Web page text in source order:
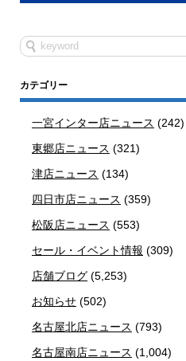
カテゴリー
一宮インター店ニュース (242)
東郷店ニュース (321)
津店ニュース (134)
四日市店ニュース (359)
松阪店ニュース (553)
セール・イベント情報 (309)
店舗ブログ (5,253)
お知らせ (502)
名古屋北店ニュース (793)
名古屋南店ニュース (1,004)